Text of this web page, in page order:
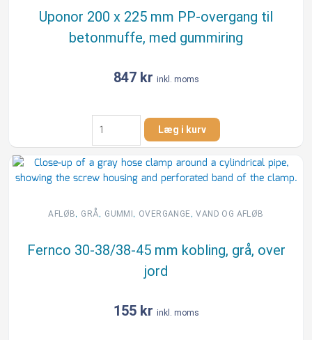
160
mm
glat
Uponor 200 x 225 mm PP-overgang til
betonmuffe, med gummiring
847 kr inkl. moms
Uponor
200
x
225
mm
overgang
betonmuffe,
med
Læg i kurv
AFLØB, GRÅ, GUMMI, OVERGANGE ,VAND OG AFLØB
Fernco 30-38/38-45 mm kobling, grå, over
jord
155 kr inkl. moms